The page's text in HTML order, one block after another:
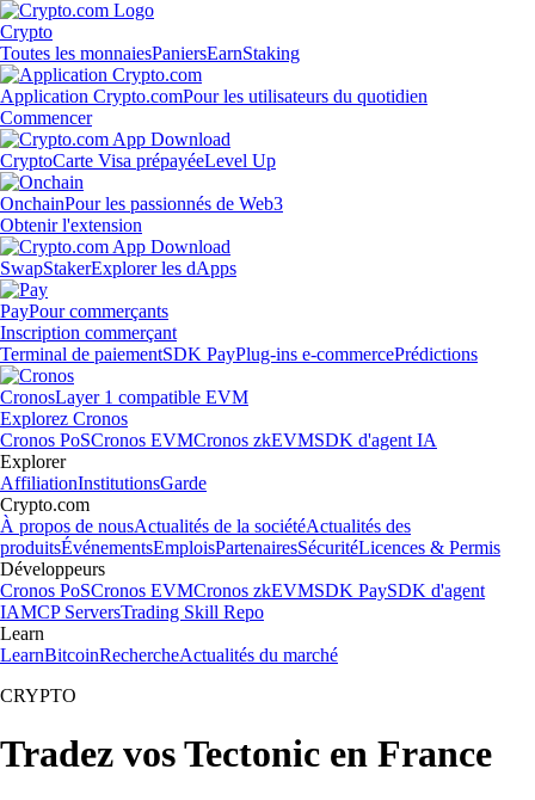
Crypto
Toutes les monnaiesPaniersEarnStaking
Application Crypto.comPour les utilisateurs du quotidien
Commencer
CryptoCarte Visa prépayéeLevel Up
OnchainPour les passionnés de Web3
Obtenir l'extension
SwapStakerExplorer les dApps
PayPour commerçants
Inscription commerçant
Terminal de paiementSDK PayPlug-ins e-commercePrédictions
CronosLayer 1 compatible EVM
Explorez Cronos
Cronos PoSCronos EVMCronos zkEVMSDK d'agent IA
Explorer
AffiliationInstitutionsGarde
Crypto.com
À propos de nousActualités de la sociétéActualités des
produitsÉvénementsEmploisPartenairesSécuritéLicences & Permis
Développeurs
Cronos PoSCronos EVMCronos zkEVMSDK PaySDK d'agent
IAMCP ServersTrading Skill Repo
Learn
LearnBitcoinRechercheActualités du marché
CRYPTO
Tradez vos Tectonic en France